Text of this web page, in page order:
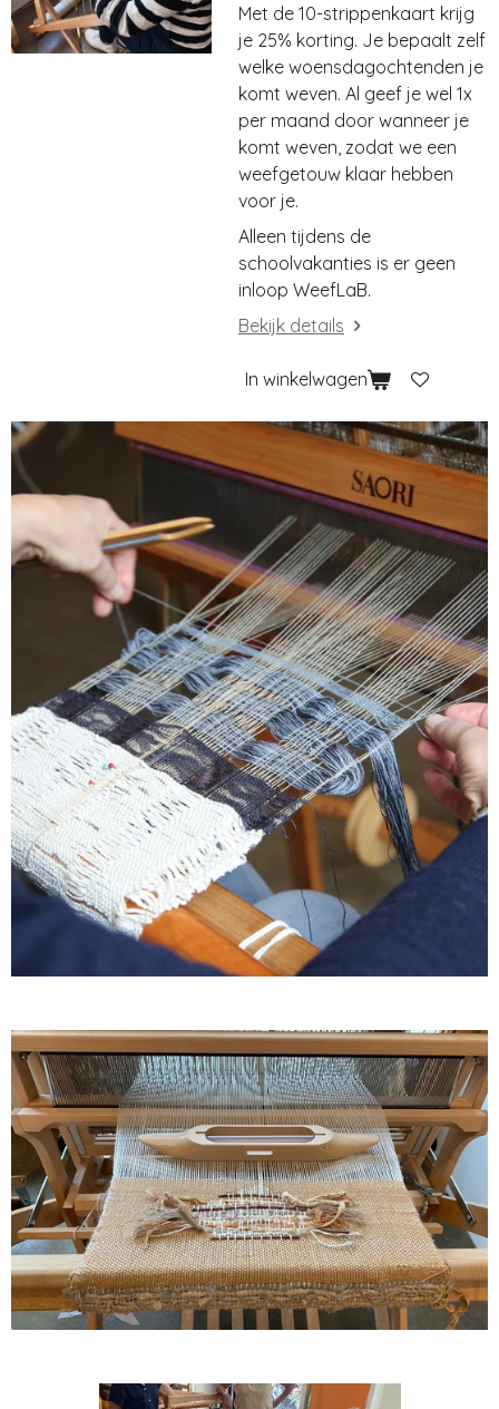
Met de 10-strippenkaart krijg
je 25% korting. Je bepaalt zelf
welke woensdagochtenden je
komt weven. Al geef je wel 1x
per maand door wanneer je
komt weven, zodat we een
weefgetouw klaar hebben
voor je.
Alleen tijdens de
schoolvakanties is er geen
inloop WeefLaB.
Bekijk details
In winkelwagen